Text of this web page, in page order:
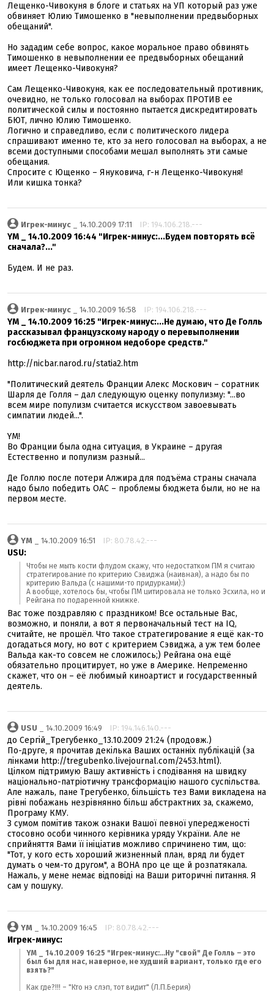
Лещенко-Чивокуня в блоге и статьях на УП который раз уже
обвиняет Юлию Тимошенко в "невыполнении предвыборных
обещаний".
Но зададим себе вопрос, какое моральное право обвинять
Тимошенко в невыполнении ее предвыборных обещаний
имеет Лещенко-Чивокуня?
Сам Лещенко-Чивокуня, как ее последовательный противник,
очевидно, не только голосовал на выборах ПРОТИВ ее
политической силы и постоянно пытается дискредитировать
БЮТ, лично Юлию Тимошенко.
Логично и справедливо, если с политического лидера
спрашивают именно те, кто за него голосовал на выборах, а не
всеми доступными способами мешал выполнять эти самые
обещания.
Спросите с Ющенко – Януковича, г-н Лещенко-Чивокуня!
Или кишка тонка?
Игрек-минус _ 14.10.2009 17:11 IP: 194.106.218.---
YM _ 14.10.2009 16:44 "Игрек-минус:...Будем повторять всё
сначала?..."
Будем. И не раз.
Игрек-минус _ 14.10.2009 16:58 IP: 194.106.218.---
YM _ 14.10.2009 16:25 "Игрек-минус:...Не думаю, что Де Голль
рассказывал французскому народу о перевыполнении
госбюджета при огромном недоборе средств."
http://nicbar.narod.ru/statia2.htm
"Политический деятель Франции Алекс Москович – соратник
Шарля де Голля – дал следующую оценку популизму: "...во
всем мире популизм считается искусством завоевывать
симпатии людей...".
YM!
Во Франции была одна ситуация, в Украине – другая
Естественно и популизм разный...
Де Голлю после потери Алжира для подъёма страны сначала
надо было победить ОАС – проблемы бюджета были, но не на
первом месте.
YM _ 14.10.2009 16:51 IP: 80.78.42.---
USU:
Чтобы не мыть кости флудом скажу, что недостатком ПМ я считаю
стратегирование по критерию Сэвиджа (наивная), а надо бы по
критерию Вальда (с нашими-то придурками):)
А вообще, хотелось бы, чтобы ПМ цитировала не только Эсхила, но и
Рейгана по подаренной книжке.
Вас тоже поздравляю с праздником! Все остальные Вас,
возможно, и поняли, а вот я первоначальный тест на IQ,
считайте, не прошёл. Что такое стратегирование я ещё как-то
догадаться могу, но вот с критерием Сэвиджа, а уж тем более
Вальда как-то совсем не сложилось;) Рейгана она ещё
обязательно процитирует, но уже в Америке. Непременно
скажет, что он – её любимый киноартист и государственный
деятель.
USU _ 14.10.2009 16:49 IP: 194.146.140.---
дo Сергій_Трегубенко_13.10.2009 21:24 (продовж.)
По-друге, я прочитав декілька Ваших останніх публікацій (за
лінками http://tregubenko.livejournal.com/2453.html).
Цілком підтримую Вашу активність і сподівання на швидку
національно-патріотичну трансформацію нашого суспільства.
Але нажаль, пане Трегубенко, більшість тез Вами викладена на
рівні побажань незрівнянно більш абстрактних за, скажемо,
Програму КМУ.
З сумом помітив також ознаки Вашої певної упередженості
стосовно особи чинного керівника уряду України. Але не
сприйняття Вами її ініціатив можливо спричинено тим, що:
"Тот, у кого есть хороший жизненный план, вряд ли будет
думать о чем-то другом", а ВОНА про це ще й розпатякала.
Нажаль, у мене немає відповіді на Ваши риторичні питання. Я
сам у пошуку.
YM _ 14.10.2009 16:45 IP: 80.78.42.---
Игрек-минус:
YM _ 14.10.2009 16:25 "Игрек-минус:...Ну "свой" Де Голль – это
был бы для нас, наверное, не худший вариант, только где его
взять?"
Как где?!!! – "Кто нэ слэп, тот видит" (Л.П.Берия)